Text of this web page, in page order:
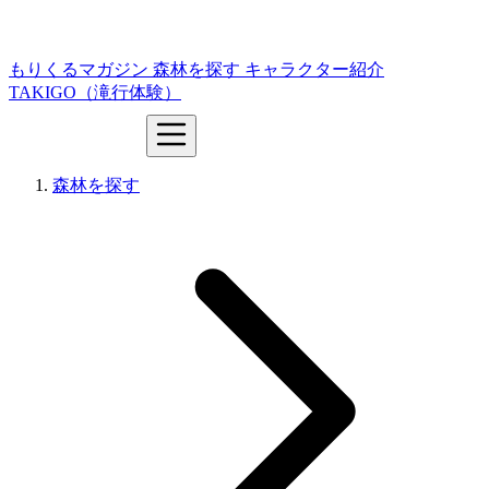
もりくるマガジン 森林を探す キャラクター紹介
TAKIGO（滝行体験）
森林を探す